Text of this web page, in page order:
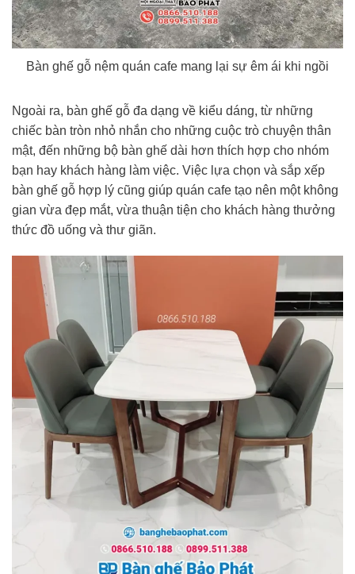
Bàn ghế gỗ nệm quán cafe mang lại sự êm ái khi ngồi
Ngoài ra, bàn ghế gỗ đa dạng về kiểu dáng, từ những
chiếc bàn tròn nhỏ nhắn cho những cuộc trò chuyện thân
mật, đến những bộ bàn ghế dài hơn thích hợp cho nhóm
bạn hay khách hàng làm việc. Việc lựa chọn và sắp xếp
bàn ghế gỗ hợp lý cũng giúp quán cafe tạo nên một không
gian vừa đẹp mắt, vừa thuận tiện cho khách hàng thưởng
thức đồ uống và thư giãn.